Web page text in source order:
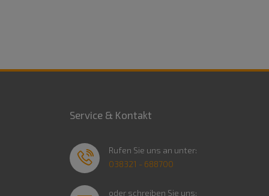
Service & Kontakt
Rufen Sie uns an unter:
038321 - 688700
oder schreiben Sie uns: